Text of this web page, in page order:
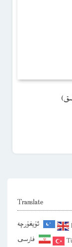
Translate
ئۇيغۇرچە
فارسی